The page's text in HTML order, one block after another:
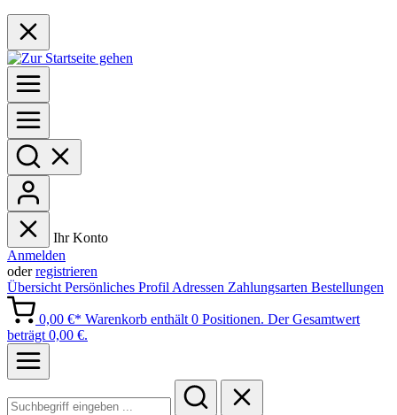
Ihr Konto
Anmelden
oderregistrieren
Übersicht Persönliches Profil Adressen Zahlungsarten Bestellungen
0,00 €* Warenkorb enthält 0 Positionen. Der Gesamtwert
beträgt 0,00 €.